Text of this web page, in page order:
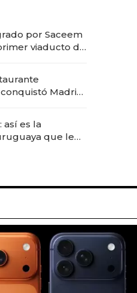
por Saceem
viaducto de
Madrid:
apertura
así es la
que le